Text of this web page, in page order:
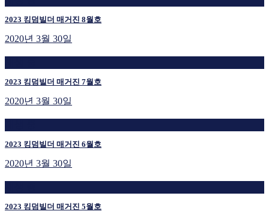
2023 킹덤빌더 매거진 8월호
2020년 3월 30일
2023 킹덤빌더 매거진 7월호
2020년 3월 30일
2023 킹덤빌더 매거진 6월호
2020년 3월 30일
2023 킹덤빌더 매거진 5월호